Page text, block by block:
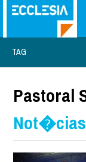
TAG
Pastoral